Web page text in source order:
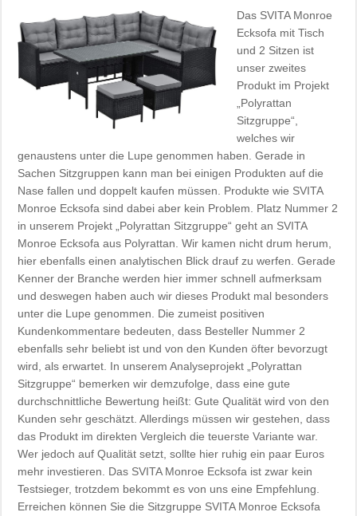
Das SVITA Monroe
Ecksofa mit Tisch
und 2 Sitzen ist
unser zweites
Produkt im Projekt
„Polyrattan
Sitzgruppe“,
welches wir
genaustens unter die Lupe genommen haben. Gerade in
Sachen Sitzgruppen kann man bei einigen Produkten auf die
Nase fallen und doppelt kaufen müssen. Produkte wie SVITA
Monroe Ecksofa sind dabei aber kein Problem. Platz Nummer 2
in unserem Projekt „Polyrattan Sitzgruppe“ geht an SVITA
Monroe Ecksofa aus Polyrattan. Wir kamen nicht drum herum,
hier ebenfalls einen analytischen Blick drauf zu werfen. Gerade
Kenner der Branche werden hier immer schnell aufmerksam
und deswegen haben auch wir dieses Produkt mal besonders
unter die Lupe genommen. Die zumeist positiven
Kundenkommentare bedeuten, dass Besteller Nummer 2
ebenfalls sehr beliebt ist und von den Kunden öfter bevorzugt
wird, als erwartet. In unserem Analyseprojekt „Polyrattan
Sitzgruppe“ bemerken wir demzufolge, dass eine gute
durchschnittliche Bewertung heißt: Gute Qualität wird von den
Kunden sehr geschätzt. Allerdings müssen wir gestehen, dass
das Produkt im direkten Vergleich die teuerste Variante war.
Wer jedoch auf Qualität setzt, sollte hier ruhig ein paar Euros
mehr investieren. Das SVITA Monroe Ecksofa ist zwar kein
Testsieger, trotzdem bekommt es von uns eine Empfehlung.
Erreichen können Sie die Sitzgruppe SVITA Monroe Ecksofa